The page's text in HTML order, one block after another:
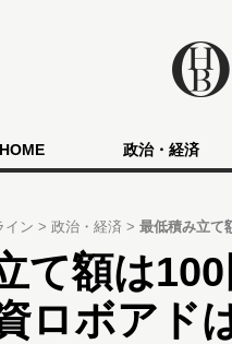
HOME 政治・経済
イン 政治・経済 最低積み立て
て額は
ロボアド